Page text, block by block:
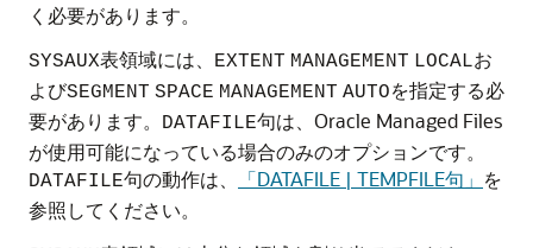
く必要があります。
SYSAUX表領域には、 EXTENT MANAGEMENT LOCALお
よびSEGMENT SPACE MANAGEMENT AUTOを指定する必
要があります。
DATAFILE句は、Oracle Managed Files
が使用可能になっている場合のみのオプションです。
DATAFILE句の動作は、 「DATAFILE | TEMPFILE句」 を
参照してください。